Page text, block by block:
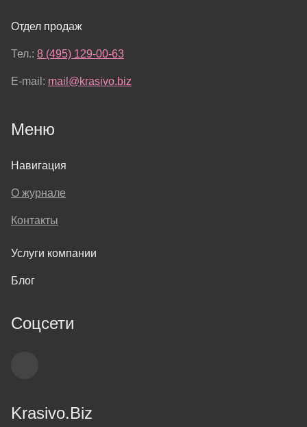
Отдел продаж
Тел.: 8 (495) 129-00-63
E-mail: mail@krasivo.biz
Меню
Навигация
О журнале
Контакты
Услуги компании
Блог
Соцсети
Krasivo.Biz